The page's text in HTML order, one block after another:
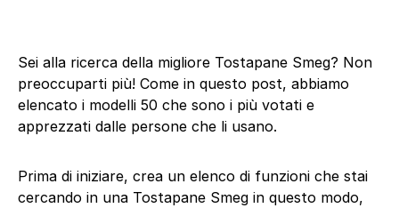
Sei alla ricerca della migliore Tostapane Smeg? Non
preoccuparti più! Come in questo post, abbiamo
elencato i modelli 50 che sono i più votati e
apprezzati dalle persone che li usano.
Prima di iniziare, crea un elenco di funzioni che stai
cercando in una Tostapane Smeg in questo modo,